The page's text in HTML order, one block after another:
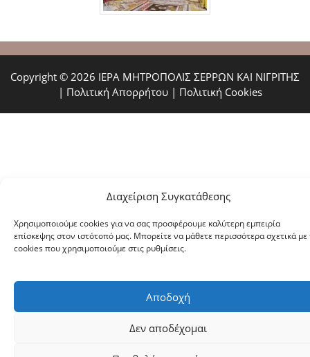
Διαχείριση Συγκατάθεσης
Χρησιμοποιούμε cookies για να σας προσφέρουμε καλύτερη εμπειρία
επίσκεψης στον ιστότοπό μας. Μπορείτε να μάθετε περισσότερα σχετικά με
cookies που χρησιμοποιούμε στις ρυθμίσεις.
Αποδοχή
Δεν αποδέχομαι
Copyright © 2026 ΙΕΡΑ ΜΗΤΡΟΠΟΛΙΣ ΣΕΡΡΩΝ ΚΑΙ ΝΙΓΡΙΤΗΣ
| Πολιτική Απορρήτου | Πολιτική Cookies